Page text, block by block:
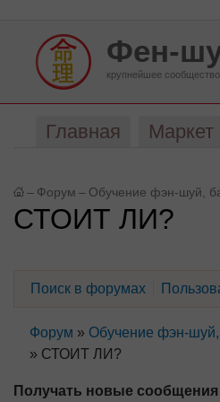
Фен-
крупнейшее
Главная Маркет
– Форум – Обучение фэн-шуй,
СТОИТ ЛИ?
Поиск в форумах
Форум » Обучение фэн-шуй,
» СТОИТ ЛИ?
Получать новые